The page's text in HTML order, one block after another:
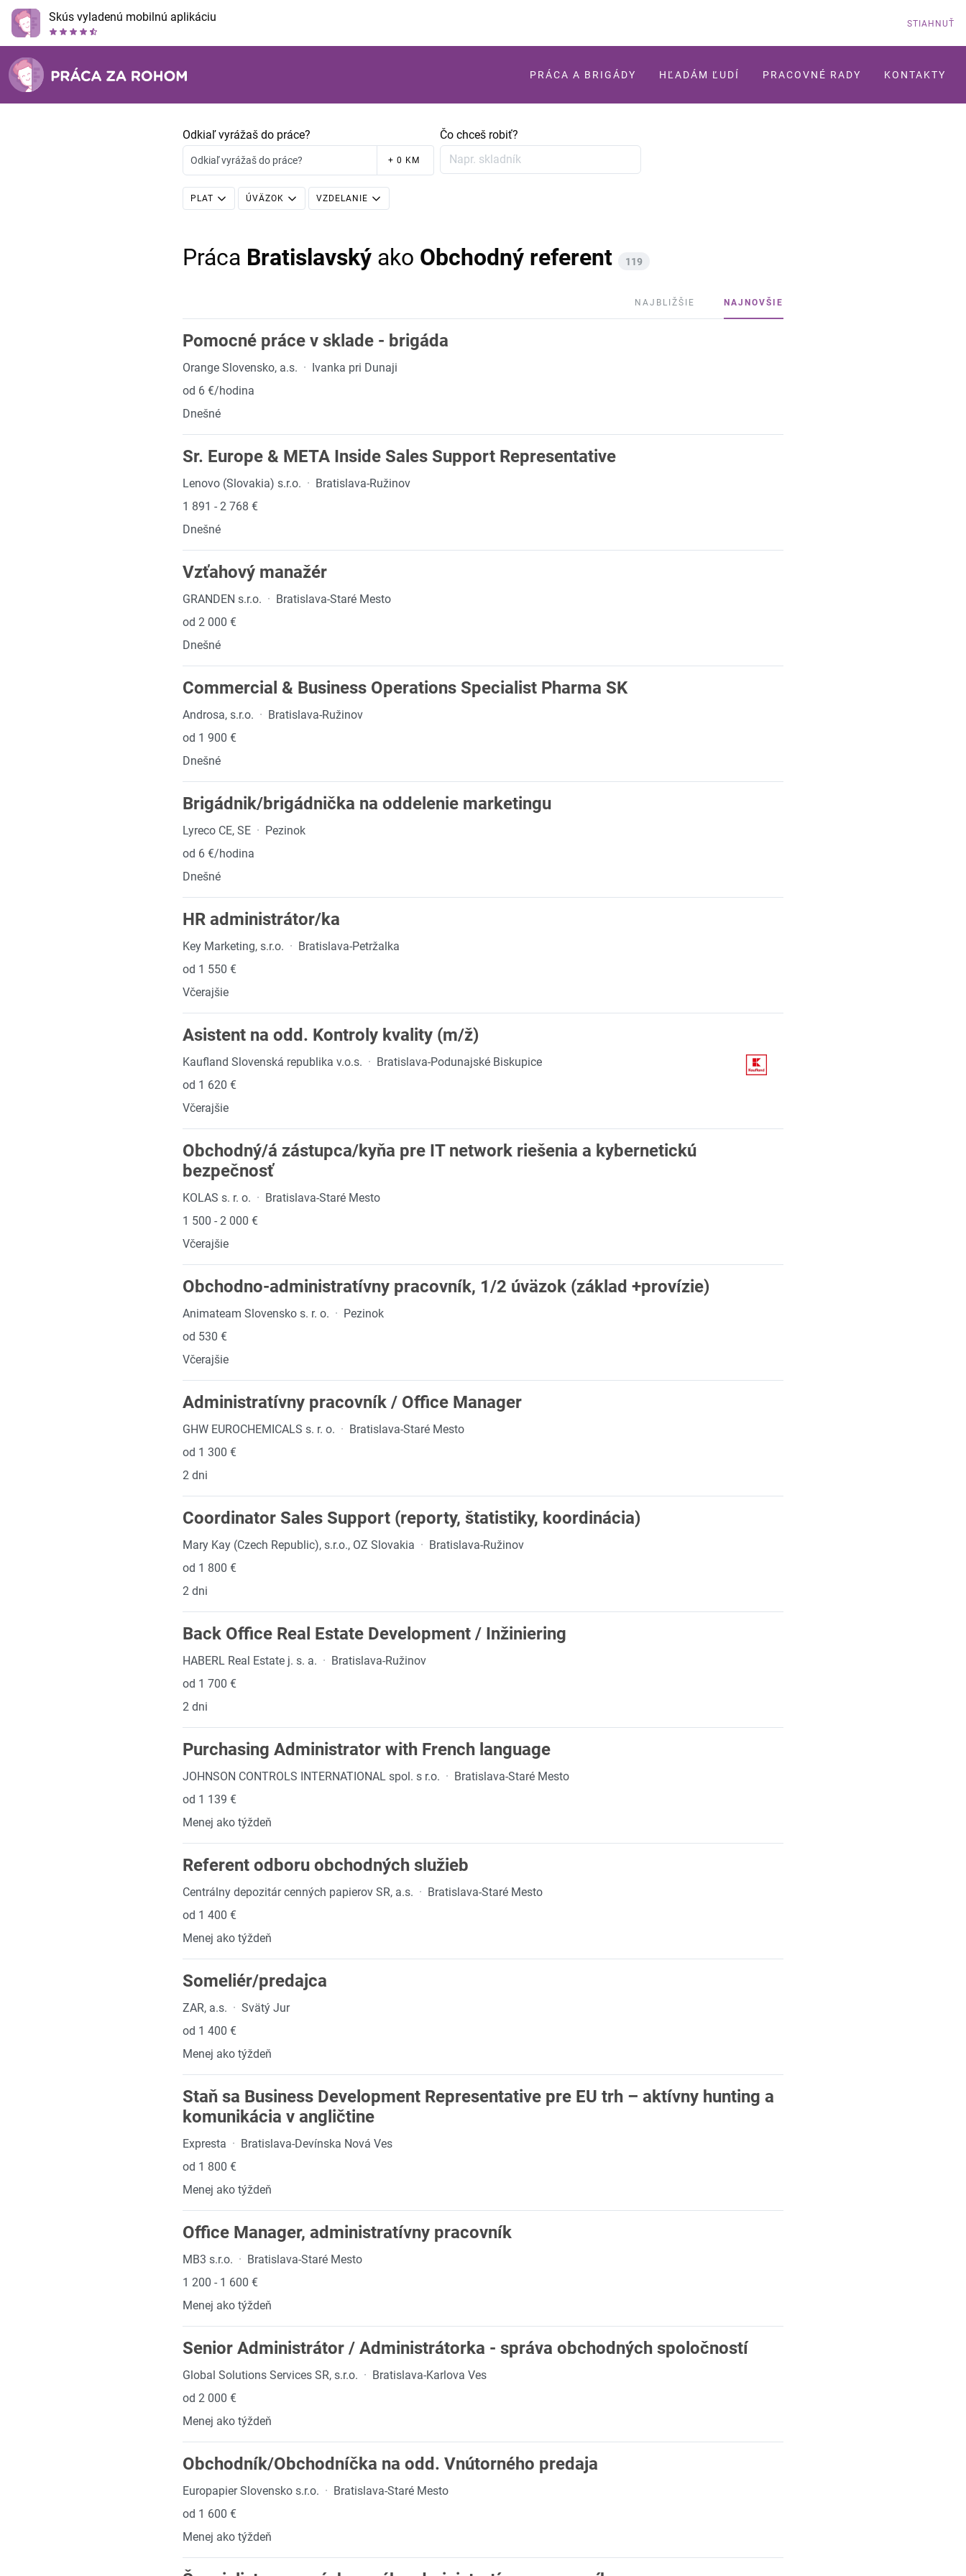
Skús vyladenú mobilnú aplikáciu STIAHNUŤ
PRÁCA A BRIGÁDY HĽADÁM ĽUDÍ PRACOVNÉ RADY KONTAKTY
Odkiaľ vyrážaš do práce?
Odkiaľ vyrážaš do práce? + 0 KM
Čo chceš robiť?
PLAT ÚVÄZOK VZDELANIE
Práca Bratislavský ako Obchodný referent 119
NAJBLIŽŠIE NAJNOVŠIE
Pomocné práce v sklade - brigáda
Orange Slovensko, a.s. · Ivanka pri Dunaji
od 6 €/hodina
Dnešné
Sr. Europe & META Inside Sales Support Representative
Lenovo (Slovakia) s.r.o. · Bratislava-Ružinov
1 891 - 2 768 €
Dnešné
Vzťahový manažér
GRANDEN s.r.o. · Bratislava-Staré Mesto
od 2 000 €
Dnešné
Commercial & Business Operations Specialist Pharma SK
Androsa, s.r.o. · Bratislava-Ružinov
od 1 900 €
Dnešné
Brigádnik/brigádnička na oddelenie marketingu
Lyreco CE, SE · Pezinok
od 6 €/hodina
Dnešné
HR administrátor/ka
Key Marketing, s.r.o. · Bratislava-Petržalka
od 1 550 €
Včerajšie
Asistent na odd. Kontroly kvality (m/ž)
Kaufland Slovenská republika v.o.s. · Bratislava-Podunajské Biskupice
od 1 620 €
Včerajšie
Obchodný/á zástupca/kyňa pre IT network riešenia a kybernetickú
bezpečnosť
KOLAS s. r. o. · Bratislava-Staré Mesto
1 500 - 2 000 €
Včerajšie
Obchodno-administratívny pracovník, 1/2 úväzok (základ +provízie)
Animateam Slovensko s. r. o. · Pezinok
od 530 €
Včerajšie
Administratívny pracovník / Office Manager
GHW EUROCHEMICALS s. r. o. · Bratislava-Staré Mesto
od 1 300 €
2 dni
Coordinator Sales Support (reporty, štatistiky, koordinácia)
Mary Kay (Czech Republic), s.r.o., OZ Slovakia · Bratislava-Ružinov
od 1 800 €
2 dni
Back Office Real Estate Development / Inžiniering
HABERL Real Estate j. s. a. · Bratislava-Ružinov
od 1 700 €
2 dni
Purchasing Administrator with French language
JOHNSON CONTROLS INTERNATIONAL spol. s r.o. · Bratislava-Staré Mesto
od 1 139 €
Menej ako týždeň
Referent odboru obchodných služieb
Centrálny depozitár cenných papierov SR, a.s. · Bratislava-Staré Mesto
od 1 400 €
Menej ako týždeň
Someliér/predajca
ZAR, a.s. · Svätý Jur
od 1 400 €
Menej ako týždeň
Staň sa Business Development Representative pre EU trh – aktívny hunting a
komunikácia v angličtine
Expresta · Bratislava-Devínska Nová Ves
od 1 800 €
Menej ako týždeň
Office Manager, administratívny pracovník
MB3 s.r.o. · Bratislava-Staré Mesto
1 200 - 1 600 €
Menej ako týždeň
Senior Administrátor / Administrátorka - správa obchodných spoločností
Global Solutions Services SR, s.r.o. · Bratislava-Karlova Ves
od 2 000 €
Menej ako týždeň
Obchodník/Obchodníčka na odd. Vnútorného predaja
Europapier Slovensko s.r.o. · Bratislava-Staré Mesto
od 1 600 €
Menej ako týždeň